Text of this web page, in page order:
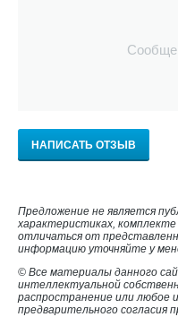
НАПИСАТЬ ОТЗЫВ
Предложение не является
характеристиках,
отличаться от
информацию уточняйте у
© Все материалы данного
интеллектуальной
распространение или любое
предварительного согласия